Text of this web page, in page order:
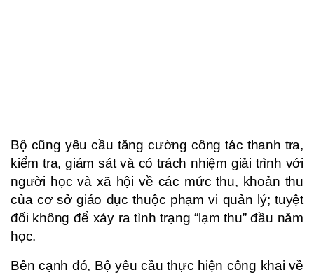
Bộ cũng yêu cầu tăng cường công tác thanh tra,
kiểm tra, giám sát và có trách nhiệm giải trình với
người học và xã hội về các mức thu, khoản thu
của cơ sở giáo dục thuộc phạm vi quản lý; tuyệt
đối không để xảy ra tình trạng “lạm thu” đầu năm
học.
Bên cạnh đó, Bộ yêu cầu thực hiện công khai về